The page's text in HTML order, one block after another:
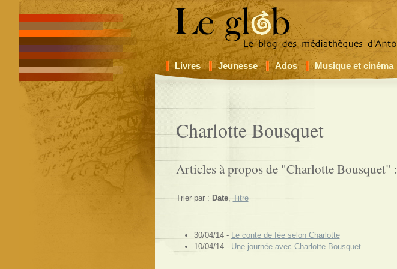
Livres Jeunesse Ados Musique et cinéma
Charlotte Bousquet
Articles à propos de "Charlotte Bousquet" :
Trier par : Date, Titre
30/04/14 - Le conte de fée selon Charlotte
10/04/14 - Une journée avec Charlotte Bousquet